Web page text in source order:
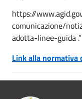
https://
comunicazione/
adotta-linee-guida .”
Link alla normativa